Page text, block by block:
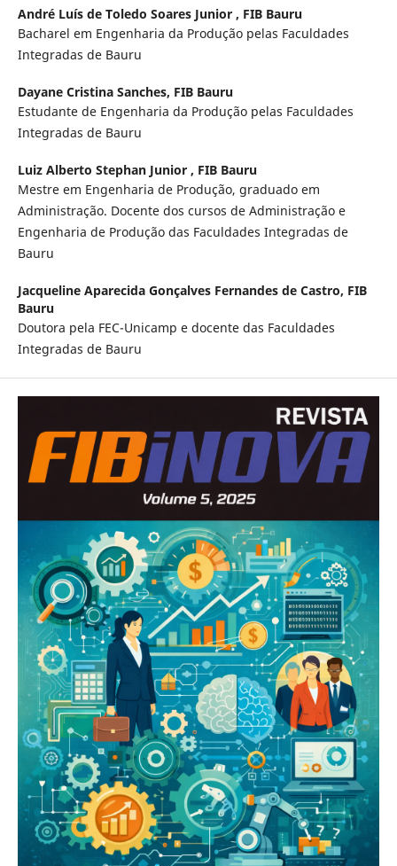
André Luís de Toledo Soares Junior , FIB Bauru
Bacharel em Engenharia da Produção pelas Faculdades
Integradas de Bauru
Dayane Cristina Sanches, FIB Bauru
Estudante de Engenharia da Produção pelas Faculdades
Integradas de Bauru
Luiz Alberto Stephan Junior , FIB Bauru
Mestre em Engenharia de Produção, graduado em
Administração. Docente dos cursos de Administração e
Engenharia de Produção das Faculdades Integradas de
Bauru
Jacqueline Aparecida Gonçalves Fernandes de Castro, FIB
Bauru
Doutora pela FEC-Unicamp e docente das Faculdades
Integradas de Bauru